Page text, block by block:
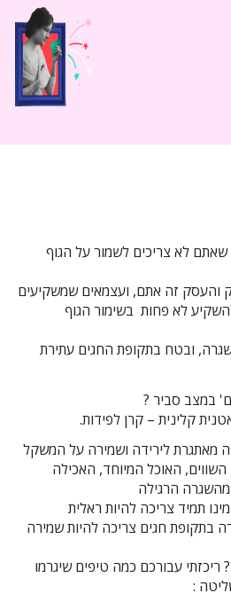
לא צריכים לשמור על הגוף
והעסק זה אתם, ועצמאים שמשקיעים
לא פחות בשימור הגוף
ובטח בתקופת החגים עתירת
במצב סביר ?
קלינית – קרן לפידות.
מאתגרת לירידה ושמירה על המשקל
השווים, האוכל המיוחד, האכילה
הרגילה
תמיד צריכה להיות ראלית
בתקופת חגים צריכה להיות שמירה
עבורכם כמה טיפים שיגרמו
: